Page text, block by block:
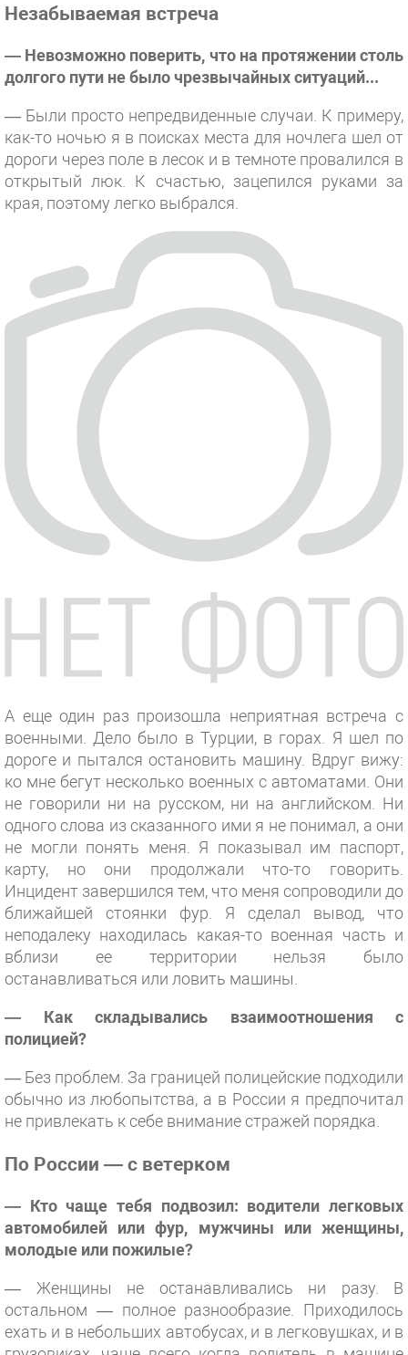
Незабываемая встреча
— Невозможно поверить, что на протяжении столь
долгого пути не было чрезвычайных ситуаций...
— Были просто непредвиденные случаи. К примеру,
как-то ночью я в поисках места для ночлега шел от
дороги через поле в лесок и в темноте провалился в
открытый люк. К счастью, зацепился руками за
края, поэтому легко выбрался.
А еще один раз произошла неприятная встреча с
военными. Дело было в Турции, в горах. Я шел по
дороге и пытался остановить машину. Вдруг вижу:
ко мне бегут несколько военных с автоматами. Они
не говорили ни на русском, ни на английском. Ни
одного слова из сказанного ими я не понимал, а они
не могли понять меня. Я показывал им паспорт,
карту, но они продолжали что-то говорить.
Инцидент завершился тем, что меня сопроводили до
ближайшей стоянки фур. Я сделал вывод, что
неподалеку находилась какая-то военная часть и
вблизи ее территории нельзя было
останавливаться или ловить машины.
— Как складывались взаимоотношения с
полицией?
— Без проблем. За границей полицейские подходили
обычно из любопытства, а в России я предпочитал
не привлекать к себе внимание стражей порядка.
По России — с ветерком
— Кто чаще тебя подвозил: водители легковых
автомобилей или фур, мужчины или женщины,
молодые или пожилые?
— Женщины не останавливались ни разу. В
остальном — полное разнообразие. Приходилось
ехать и в небольших автобусах, и в легковушках, и в